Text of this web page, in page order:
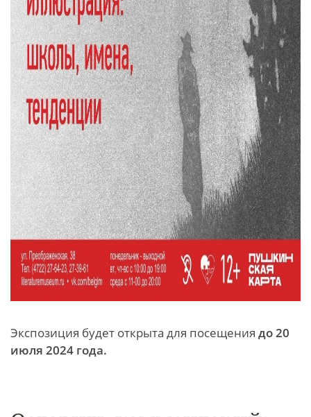
Экспозиция будет открыта для посещения до 20
июля 2024 года.